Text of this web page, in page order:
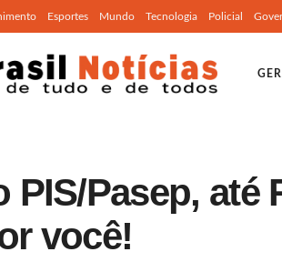
Esportes Mundo Tecnologia Policial
PIS/Pasep, até
você!